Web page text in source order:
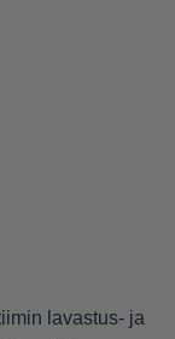
lavastus- ja